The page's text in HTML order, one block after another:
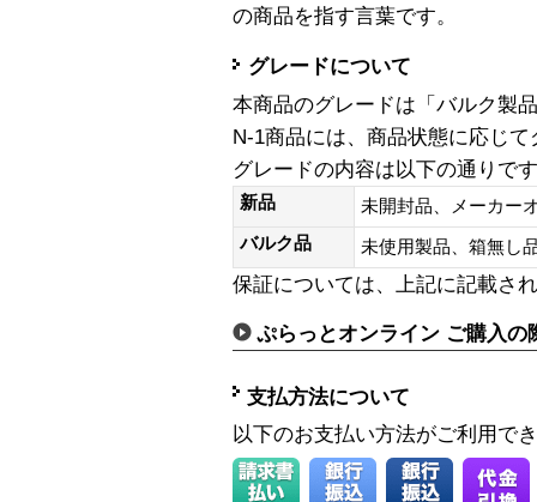
の商品を指す言葉です。
グレードについて
本商品のグレードは「バルク製
N-1商品には、商品状態に応じ
グレードの内容は以下の通りで
新品
未開封品、メーカー
バルク品
未使用製品、箱無
保証については、上記に記載さ
ぷらっとオンライン ご購入の
支払方法について
以下のお支払い方法がご利用で